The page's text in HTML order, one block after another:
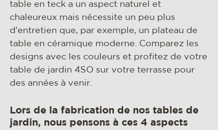
table en teck a un aspect naturel et
chaleureux mais nécessite un peu plus
d'entretien que, par exemple, un plateau de
table en céramique moderne. Comparez les
designs avec les couleurs et profitez de votre
table de jardin 4SO sur votre terrasse pour
des années à venir.
Lors de la fabrication de nos tables de
jardin, nous pensons à ces 4 aspects